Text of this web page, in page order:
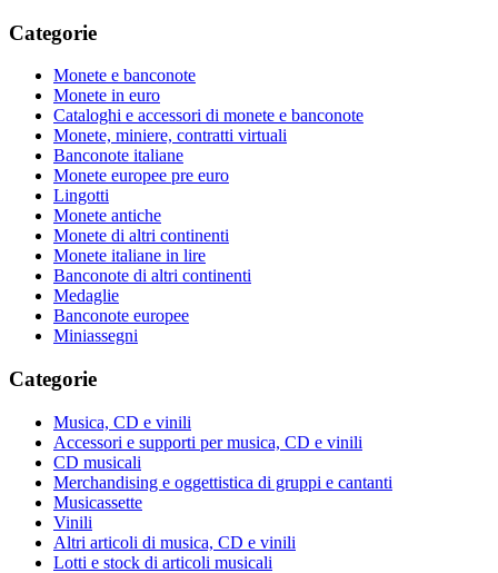
Categorie
Monete e banconote
Monete in euro
Cataloghi e accessori di monete e banconote
Monete, miniere, contratti virtuali
Banconote italiane
Monete europee pre euro
Lingotti
Monete antiche
Monete di altri continenti
Monete italiane in lire
Banconote di altri continenti
Medaglie
Banconote europee
Miniassegni
Categorie
Musica, CD e vinili
Accessori e supporti per musica, CD e vinili
CD musicali
Merchandising e oggettistica di gruppi e cantanti
Musicassette
Vinili
Altri articoli di musica, CD e vinili
Lotti e stock di articoli musicali